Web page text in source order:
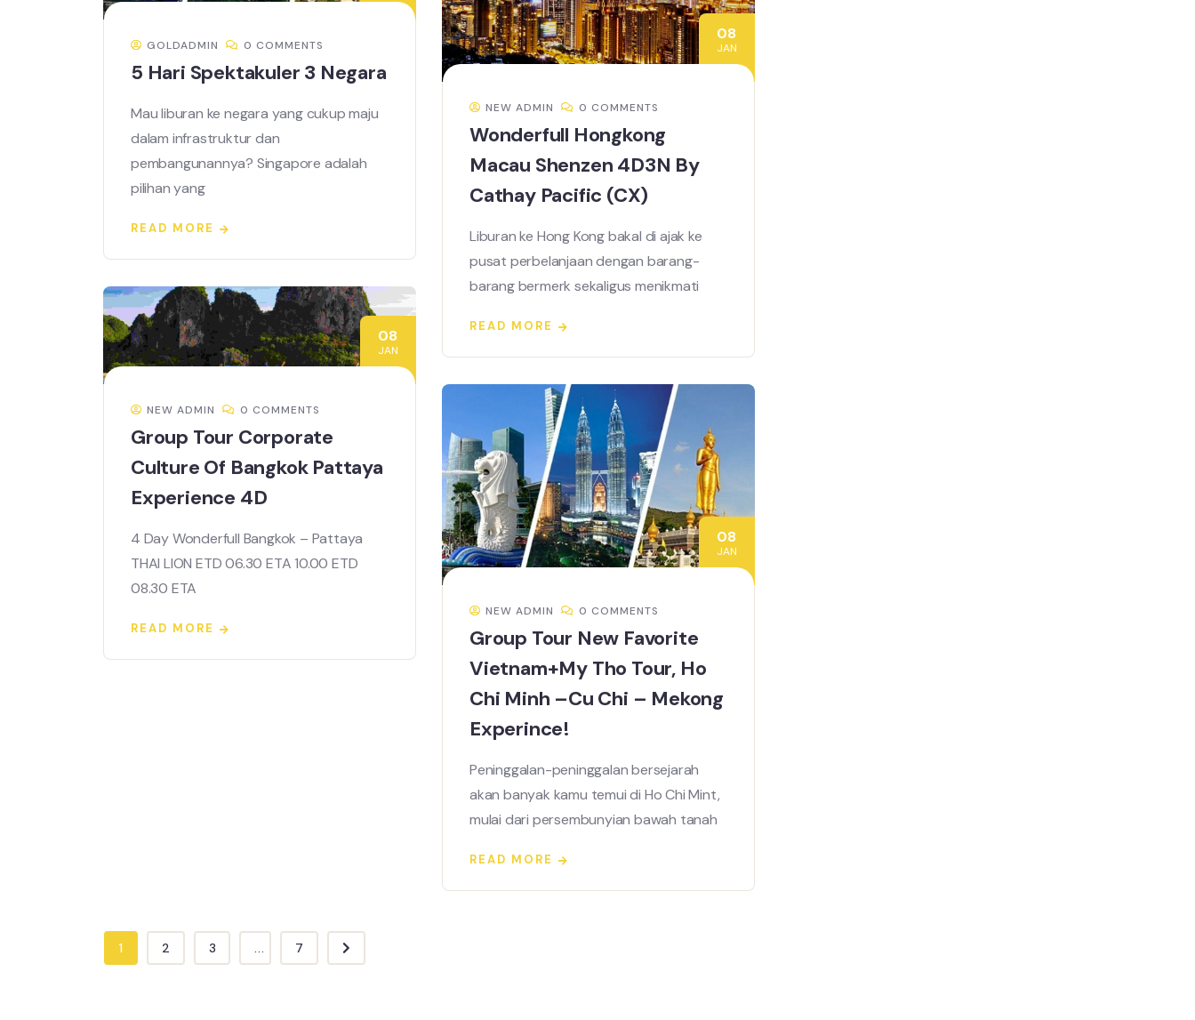
GOLDADMIN 0 COMMENTS
5 Hari Spektakuler 3 Negara
Mau liburan ke negara yang cukup maju
dalam infrastruktur dan
pembangunannya? Singapore adalah
pilihan yang
READ MORE
08
JAN
NEW ADMIN 0 COMMENTS
Wonderfull Hongkong
Macau Shenzen 4D3N By
Cathay Pacific (CX)
Liburan ke Hong Kong bakal di ajak ke
pusat perbelanjaan dengan barang-
barang bermerk sekaligus menikmati
READ MORE
08
JAN
NEW ADMIN 0 COMMENTS
Group Tour Corporate
Culture Of Bangkok Pattaya
Experience 4D
4 Day Wonderfull Bangkok – Pattaya
THAI LION ETD 06.30 ETA 10.00 ETD
08.30 ETA
READ MORE
08
JAN
NEW ADMIN 0 COMMENTS
Group Tour New Favorite
Vietnam+My Tho Tour, Ho
Chi Minh –Cu Chi – Mekong
Experince!
Peninggalan-peninggalan bersejarah
akan banyak kamu temui di Ho Chi Mint,
mulai dari persembunyian bawah tanah
READ MORE
1 2 3 ... 7